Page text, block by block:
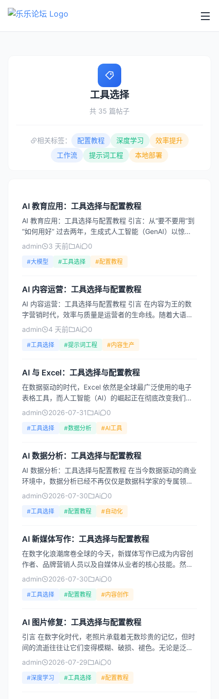
工具选择
共 35 篇帖子
相关标签： 配置教程 深度学习
效率提升
工作流
提示词工程 本地部署
AI 教育应用：工具选择与配置教程
AI 教育应用：工具选择与配置教程 引言：从“要不要用”到
“如何用好” 过去两年，生成式人工智能（GenAI）以惊人
的速度渗透进教育领域。从高校课堂到K12培训...
admin 3 天前 Ai 0
#大模型 #工具选择 #配置教程
AI 内容运营：工具选择与配置教程
AI 内容运营：工具选择与配置教程 引言 在内容为王的数
字营销时代，效率与质量是运营者的生命线。随着大语言
模型技术的爆发式增长，AI 已从“辅助工具”演变为“内...
admin 4 天前 Ai 0
#工具选择 #提示词工程 #内容生产
AI 与 Excel：工具选择与配置教程
在数据驱动的时代，Excel 依然是全球最广泛使用的电子
表格工具，而人工智能（AI）的崛起正在彻底改变我们处
理数据的方式。从自动化数据清洗到智能预测分析，AI ...
admin 2026-07-31 Ai 0
#工具选择 #数据分析 #AI工具
AI 数据分析：工具选择与配置教程
AI 数据分析：工具选择与配置教程 在当今数据驱动的商业
环境中，数据分析已经不再仅仅是数据科学家的专属领
域。随着人工智能技术的飞速发展，AI 数据分析工具正在
admin 2026-07-30 Ai 0
#工具选择 #配置教程 #自动化
AI 新媒体写作：工具选择与配置教程
在数字化浪潮席卷全球的今天，新媒体写作已成为内容创
作者、品牌营销人员以及自媒体从业者的核心技能。然
而，面对海量的信息竞争，如何高效产出高质量内容，成
admin 2026-07-30 Ai 0
#工具选择 #配置教程 #内容创作
AI 图片修复：工具选择与配置教程
引言 在数字化时代，老照片承载着无数珍贵的记忆，但时
间的流逝往往让它们变得模糊、破损、褪色。无论是泛黄
的家庭合影，还是因扫描不当而产生的噪点，传统修复手
admin 2026-07-29 Ai 0
#深度学习 #工具选择 #配置教程